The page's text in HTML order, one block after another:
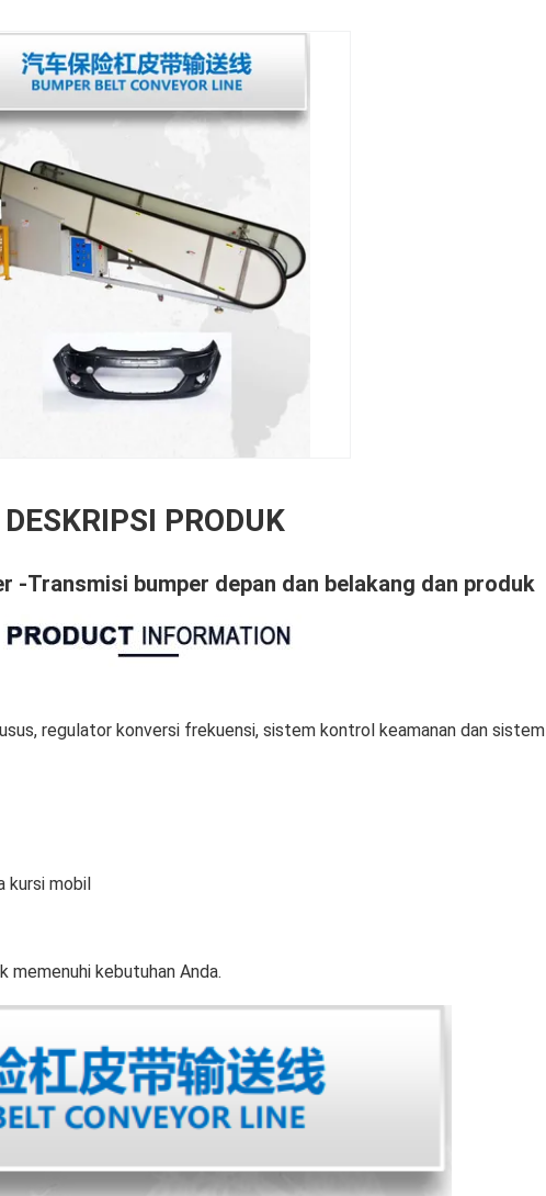
DESKRIPSI PRODUK
-Transmisi bumper depan dan belakang dan produk
regulator konversi frekuensi, sistem kontrol keamanan dan sistem
kursi mobil
memenuhi kebutuhan Anda.